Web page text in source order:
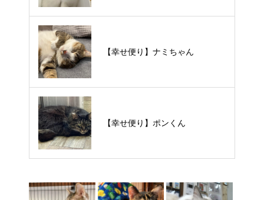
【幸せ便り】ナミちゃん
【幸せ便り】ポンくん
【里親様募集中】スンスンちゃん
【里親様募集中】タルトくん